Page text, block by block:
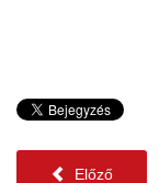
Előző